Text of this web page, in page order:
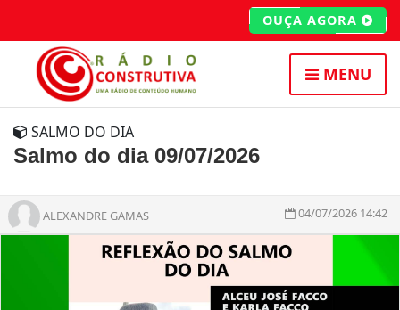
OUÇA AGORA
MENU
SALMO DO DIA
Salmo do dia 09/07/2026
ALEXANDRE GAMAS 04/07/2026 14:42